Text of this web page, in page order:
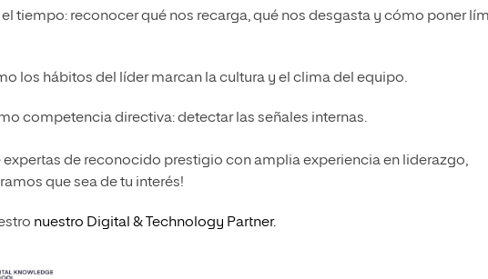
el tiempo: reconocer qué nos recarga, qué nos desgasta y cómo poner
los hábitos del líder marcan la cultura y el clima del equipo.
competencia directiva: detectar las señales internas.
de reconocido prestigio con amplia experiencia en liderazgo,
que sea de tu interés!
nuestro Digital & Technology Partner.